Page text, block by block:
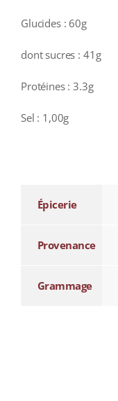
Glucides : 60g
dont sucres : 41g
Protéines : 3.3g
Sel : 1,00g
Épicerie
Provenance
Grammage